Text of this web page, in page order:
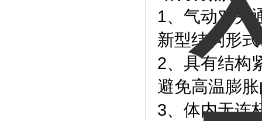
1、气动对夹
新型结构形
2、具有结构
避免高温膨
3、体内无连